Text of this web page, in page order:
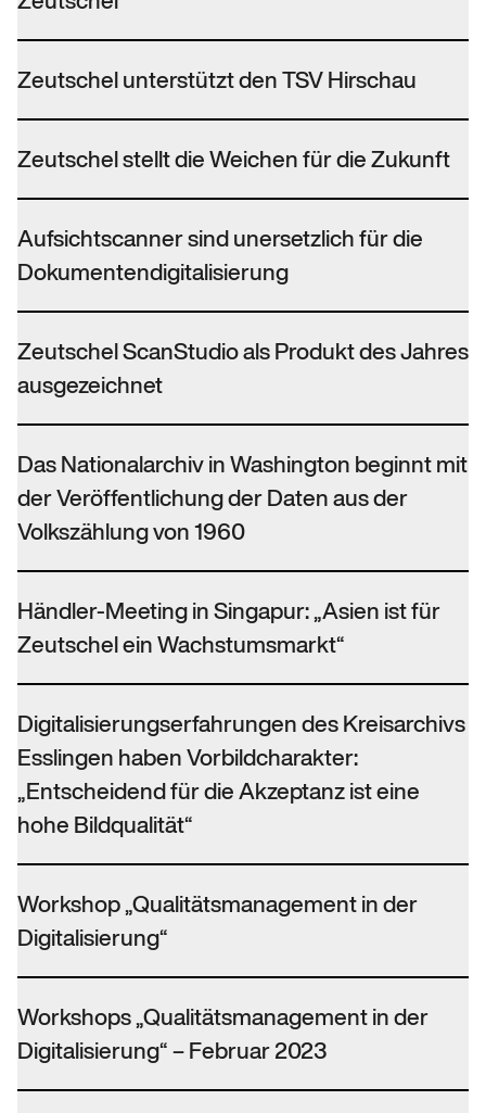
Zeutschel unterstützt den TSV Hirschau
Zeutschel stellt die Weichen für die Zukunft
Aufsichtscanner sind unersetzlich für die
Dokumentendigitalisierung
Zeutschel ScanStudio als Produkt des Jahres
ausgezeichnet
Das Nationalarchiv in Washington beginnt mit
der Veröffentlichung der Daten aus der
Volkszählung von 1960
Händler-Meeting in Singapur: „Asien ist für
Zeutschel ein Wachstumsmarkt“
Digitalisierungserfahrungen des Kreisarchivs
Esslingen haben Vorbildcharakter:
„Entscheidend für die Akzeptanz ist eine
hohe Bildqualität“
Workshop „Qualitätsmanagement in der
Digitalisierung“
Workshops „Qualitätsmanagement in der
Digitalisierung“ – Februar 2023